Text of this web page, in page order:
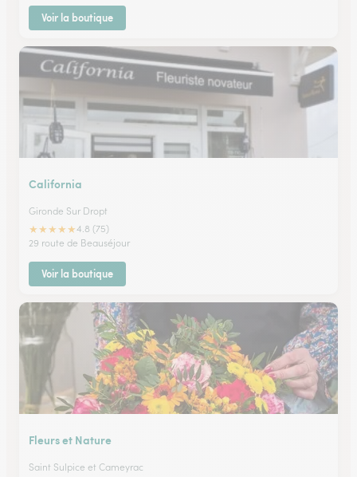
Voir la boutique
California
Gironde Sur Dropt
★★★★★4.8 (75)
29 route de Beauséjour
Voir la boutique
Fleurs et Nature
Saint Sulpice et Cameyrac